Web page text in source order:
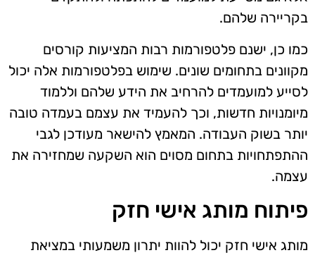
בקריירה שלהם.
כמו כן, ישנם פלטפורמות רבות המציעות קורסים
מקוונים בתחומים שונים. שימוש בפלטפורמות אלה יכול
לסייע למועמדים להרחיב את הידע שלהם וללמוד
מיומנויות חדשות, וכך להעמיד את עצמם בעמדה טובה
יותר בשוק העבודה. המאמץ להישאר מעודכן לגבי
ההתפתחויות בתחום מסוים הוא השקעה שמחזירה את
עצמה.
פיתוח מותג אישי חזק
מותג אישי חזק יכול להוות יתרון משמעותי במציאת